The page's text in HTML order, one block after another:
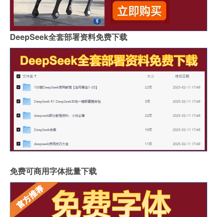
DeepSeek全套部署资料免费下载
免费可商用字体批量下载